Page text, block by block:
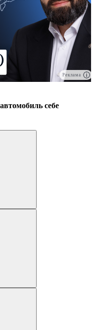
Реклама
себе